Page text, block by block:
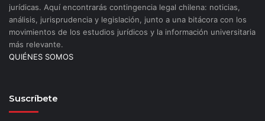
jurídicas. Aquí encontrarás contingencia legal chilena: noticias,
análisis, jurisprudencia y legislación, junto a una bitácora con los
movimientos de los estudios jurídicos y la información universitaria
más relevante.
QUIÉNES SOMOS
Suscríbete